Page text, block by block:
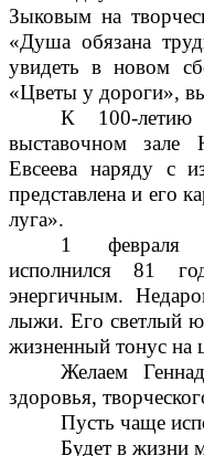
Зыковым на
«Душа обязана
увидеть в новом
«Цветы у дороги»,
К 100-
выставочном зале
Евсеева наряду с
представлена и его
луга».
1 февраля
исполнился 81
энергичным.
лыжи. Его светлый
жизненный тонус на
Желаем
здоровья,
Пусть чаще
Будет в жизни